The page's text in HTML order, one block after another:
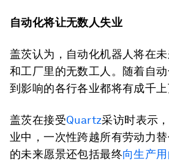
自动化将让无数人失业
盖茨认为，自动化机器人将在
和工厂里的无数工人。随着自
到影响的各行各业都将有成千上
盖茨在接受Quartz采访时表示
业中，一次性跨越所有劳动力
的未来愿景还包括最终向生产